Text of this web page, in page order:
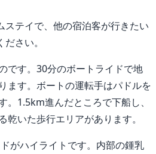
ステイで、他の宿泊客が行きたい
さい。
です。30分のボートライドで地
ます。ボートの運転手はパドルを
。1.5km進んだところで下船し、
乾いた歩行エリアがあります。
がハイライトです。内部の鍾乳